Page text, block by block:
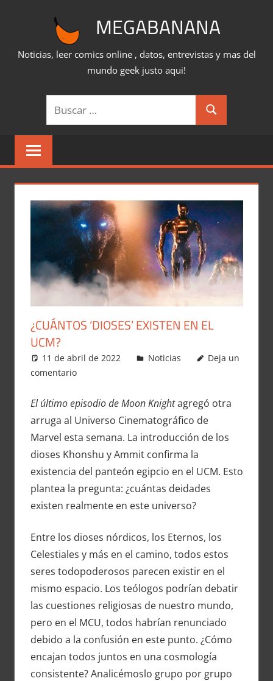
MEGABANANA
Noticias, leer comics online , datos, entrevistas y mas del
mundo geek justo aqui!
Buscar:
Buscar
¿CUÁNTOS ‘DIOSES’ EXISTEN EN EL
UCM?
11 de abril de 2022 Carlitox Banana
Noticias
Deja un
comentario
El último episodio de Moon Knightagregó otra
arruga al Universo Cinematográfico de
Marvel esta semana. La introducción de los
dioses Khonshu y Ammit confirma la
existencia del panteón egipcio en el UCM. Esto
plantea la pregunta: ¿cuántas deidades
existen realmente en este universo?
Entre los dioses nórdicos, los Eternos, los
Celestiales y más en el camino, todos estos
seres todopoderosos parecen existir en el
mismo espacio. Los teólogos podrían debatir
las cuestiones religiosas de nuestro mundo,
pero en el MCU, todos habrían renunciado
debido a la confusión en este punto. ¿Cómo
encajan todos juntos en una cosmología
consistente? Analicémoslo grupo por grupo